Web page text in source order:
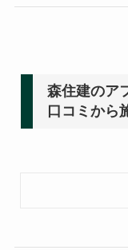
森住建のア
口コミから